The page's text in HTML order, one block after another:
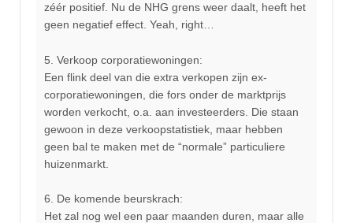
zéér positief. Nu de NHG grens weer daalt, heeft het
geen negatief effect. Yeah, right…
5. Verkoop corporatiewoningen:
Een flink deel van die extra verkopen zijn ex-
corporatiewoningen, die fors onder de marktprijs
worden verkocht, o.a. aan investeerders. Die staan
gewoon in deze verkoopstatistiek, maar hebben
geen bal te maken met de “normale” particuliere
huizenmarkt.
6. De komende beurskrach:
Het zal nog wel een paar maanden duren, maar alle